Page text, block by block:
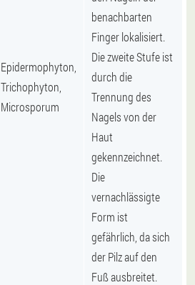
Epidermophyton,
Trichophyton,
Microsporum
benachbarten
Finger lokalisiert.
Die zweite Stufe ist
durch die
Trennung des
Nagels von der
Haut
gekennzeichnet.
Die
vernachlässigte
Form ist
gefährlich, da sich
der Pilz auf den
Fuß ausbreitet.